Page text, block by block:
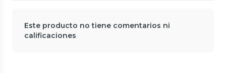
Este producto no tiene comentarios ni
calificaciones